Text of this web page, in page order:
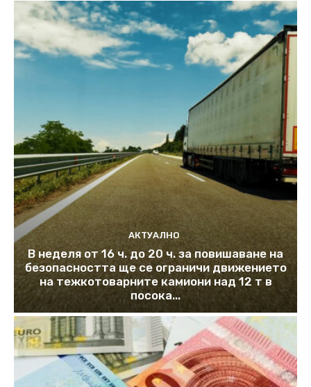
АКТУАЛНО
В неделя от 16 ч. до 20 ч. за повишаване на
безопасността ще се ограничи движението
на тежкотоварните камиони над 12 т в
посока...